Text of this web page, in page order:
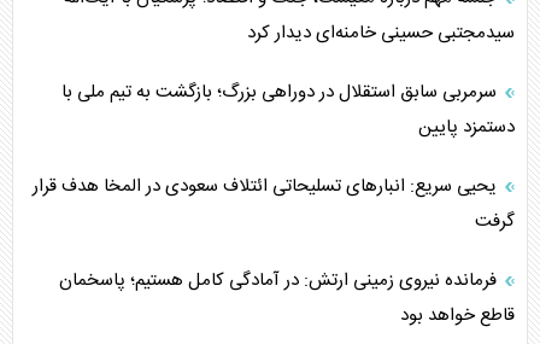
سیدمجتبی حسینی خامنه‌ای دیدار کرد
سرمربی سابق استقلال در دوراهی بزرگ؛ بازگشت به تیم ملی با
دستمزد پایین
یحیی سریع: انبارهای تسلیحاتی ائتلاف سعودی در المخا هدف قرار
گرفت
فرمانده نیروی زمینی ارتش: در آمادگی کامل هستیم؛ پاسخمان
قاطع خواهد بود